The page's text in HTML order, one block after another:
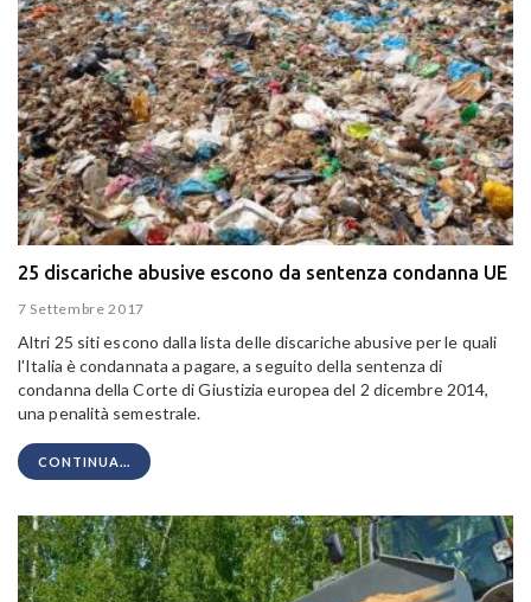
25 discariche abusive escono da sentenza condanna UE
7 Settembre 2017
Altri 25 siti escono dalla lista delle discariche abusive per le quali
l'Italia è condannata a pagare, a seguito della sentenza di
condanna della Corte di Giustizia europea del 2 dicembre 2014,
una penalità semestrale.
CONTINUA...